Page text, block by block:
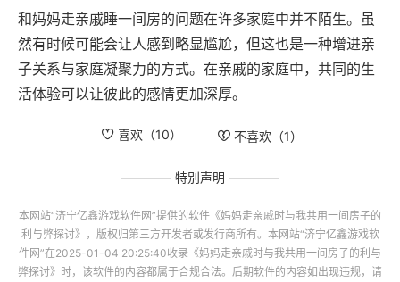
和妈妈走亲戚睡一间房的问题在许多家庭中并不陌生。虽
然有时候可能会让人感到略显尴尬，但这也是一种增进亲
子关系与家庭凝聚力的方式。在亲戚的家庭中，共同的生
活体验可以让彼此的感情更加深厚。
喜欢（10） 不喜欢（1）
特别声明
本网站“济宁亿鑫游戏软件网”提供的软件 《妈妈走亲戚时与我共用一间房子的
利与弊探讨》 ，版权归第三方开发者或发行商所有。本网站“济宁亿鑫游戏软
件网”在2025-01-04 20:25:40收录 《妈妈走亲戚时与我共用一间房子的利与
弊探讨》 时，该软件的内容都属于合规合法。后期软件的内容如出现违规，请